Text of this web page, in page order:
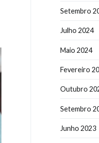
Setembro
Julho 2024
Maio 2024
Fevereiro
Outubro
Setembro
Junho 2023